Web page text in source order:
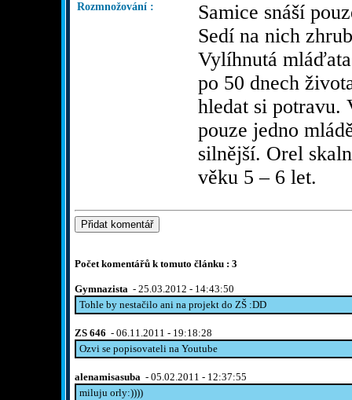
Rozmnožování :
Samice snáší
Sedí na nich
Vylíhnutá
po 50 dnech
hledat si potravu.
pouze jedno
silnější. Orel
věku 5 – 6 let.
Počet komentářů k tomuto článku : 3
Gymnazista - 25.03.2012 - 14:43:50
Tohle by nestačilo ani na projekt do ZŠ :DD
ZS 646 - 06.11.2011 - 19:18:28
Ozvi se popisovateli na Youtube
alenamisasuba - 05.02.2011 - 12:37:55
miluju orly:))))